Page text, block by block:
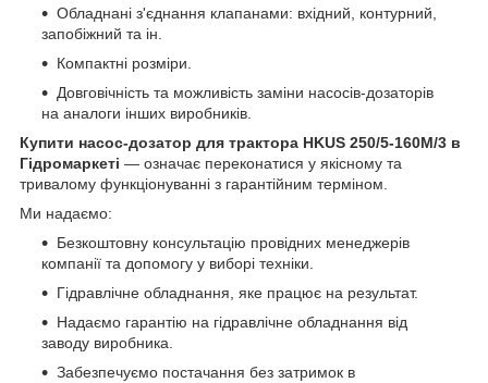
Обладнані з'єднання клапанами: вхідний, контурний,
запобіжний та ін.
Компактні розміри.
Довговічність та можливість заміни насосів-дозаторів
на аналоги інших виробників.
Купити насос-дозатор для трактора HKUS 250/5-160М/3 в
Гідромаркеті — означає переконатися у якісному та
тривалому функціонуванні з гарантійним терміном.
Ми надаємо:
Безкоштовну консультацію провідних менеджерів
компанії та допомогу у виборі техніки.
Гідравлічне обладнання, яке працює на результат.
Надаємо гарантію на гідравлічне обладнання від
заводу виробника.
Забезпечуємо постачання без затримок в